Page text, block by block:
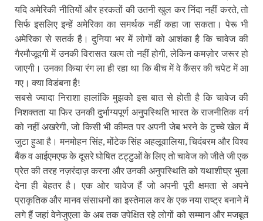
यदि अमेरिकी नीतियों और हरकतों की उतनी खुल कर निंदा नहीं करते, तो
सिर्फ इसलिए इन्हें अमेरिका का समर्थक नहीं कहा जा सकता। पेरू भी
अमेरिका से सतर्क है। दुनिया भर में लोगों को आशंका है कि चावेज की
गैरमौजूदगी में उनकी विरासत खत्म तो नहीं होगी, लेकिन कमज़ोर जरूर हो
जाएगी। उनका किया रंग ला ही रहा था कि बीच में वे कैंसर की चपेट में आ
गए। क्या विडंबना है!
सबसे ज्यादा निराशा हालांकि मुझकोे इस बात से होती है कि चावेज की
निशक्तता या फिर उनकी दुर्भाग्यपूर्ण अनुपस्थिति भारत के राजनीतिक वर्ग
को नहीं अखरेगी, जो किसी भी कीमत पर अपनी जेब भरने के टुच्चे खेल में
जुटा हुआ है। मनमोहन सिंह, मोंटेक सिंह अहलूवालिया, चिदंबरम और विश्व
बैंक व आईएमएफ के दूसरे घोषित टट्टुओं के लिए तो चावेज को जीते जी एक
प्रेत की तरह नज़रंदाज़ करना और उनकी अनुपस्थिति को यथाशीघ्र भुला
देना ही बेहतर है। एक ओर चावेज हैं जो अपनी पूरी क्षमता से अपने
प्राकृतिक और मानव संसाधनों का इस्तेमाल कर के एक नया राष्ट्र बनाने में
लगे हैं जहां वेनेजुएला के अब तक उपेक्षित रहे लोगों को सम्मान और मजबूत